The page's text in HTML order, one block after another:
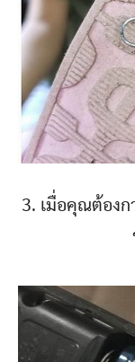
3. เมื่อคุณต้องก